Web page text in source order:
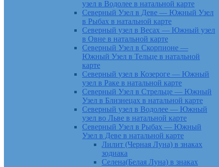
узел в Водолее в натальной карте
Северный Узел в Деве — Южный Узел
в Рыбах в натальной карте
Северный узел в Весах — Южный узел
в Овне в натальной карте
Северный Узел в Скорпионе —
Южный Узел в Тельце в натальной
карте
Северный узел в Козероге — Южный
узел в Раке в натальной карте
Северный Узел в Стрельце — Южный
Узел в Близнецах в натальной карте
Северный узел в Водолее — Южный
узел во Льве в натальной карте
Северный Узел в Рыбах — Южный
Узел в Деве в натальной карте
Лилит (Черная Луна) в знаках
зодиака
Селена(Белая Луна) в знаках